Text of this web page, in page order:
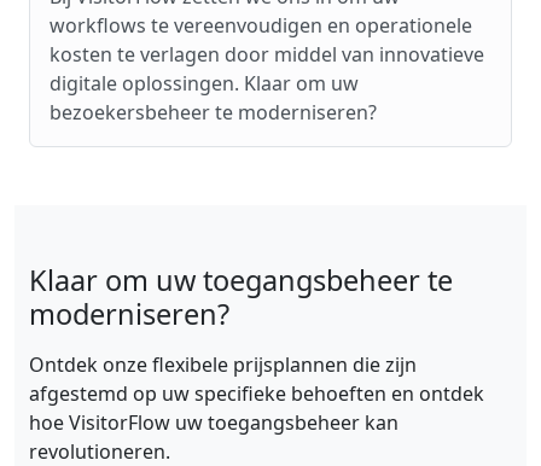
workflows te vereenvoudigen en operationele
kosten te verlagen door middel van innovatieve
digitale oplossingen. Klaar om uw
bezoekersbeheer te moderniseren?
Klaar om uw toegangsbeheer te
moderniseren?
Ontdek onze flexibele prijsplannen die zijn
afgestemd op uw specifieke behoeften en ontdek
hoe VisitorFlow uw toegangsbeheer kan
revolutioneren.